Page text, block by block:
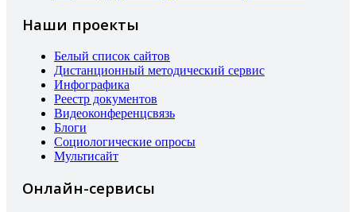
Наши проекты
Белый список сайтов
Дистанционный методический сервис
Инфографика
Реестр документов
Видеоконференцсвязь
Блоги
Социологические опросы
Мультисайт
Онлайн-сервисы